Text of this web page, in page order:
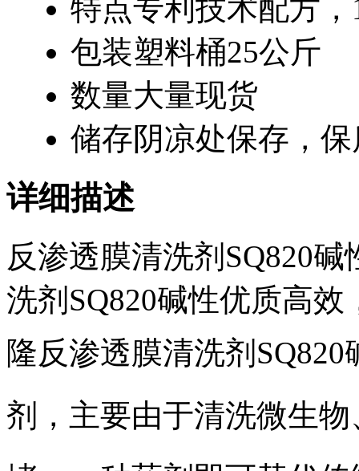
特点专利技术配方
包装塑料桶25公斤
数量大量现货
储存阴凉处保存，
详细描述
反渗透膜清洗剂SQ820
洗剂SQ820碱性优质高
隆反渗透膜清洗剂SQ820
剂，主要由于清洗微生